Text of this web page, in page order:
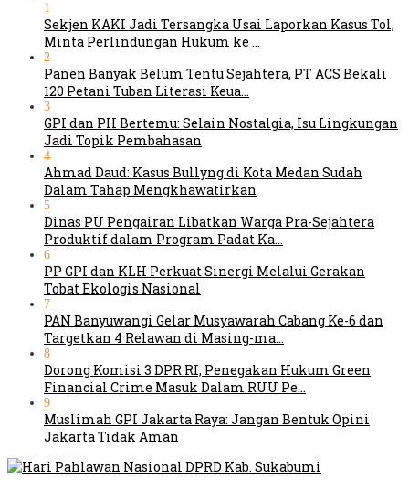
1
Sekjen KAKI Jadi Tersangka Usai Laporkan Kasus Tol,
Minta Perlindungan Hukum ke …
2
Panen Banyak Belum Tentu Sejahtera, PT ACS Bekali
120 Petani Tuban Literasi Keua…
3
GPI dan PII Bertemu: Selain Nostalgia, Isu Lingkungan
Jadi Topik Pembahasan
4
Ahmad Daud: Kasus Bullyng di Kota Medan Sudah
Dalam Tahap Mengkhawatirkan
5
Dinas PU Pengairan Libatkan Warga Pra-Sejahtera
Produktif dalam Program Padat Ka…
6
PP GPI dan KLH Perkuat Sinergi Melalui Gerakan
Tobat Ekologis Nasional
7
PAN Banyuwangi Gelar Musyawarah Cabang Ke-6 dan
Targetkan 4 Relawan di Masing-ma…
8
Dorong Komisi 3 DPR RI, Penegakan Hukum Green
Financial Crime Masuk Dalam RUU Pe…
9
Muslimah GPI Jakarta Raya: Jangan Bentuk Opini
Jakarta Tidak Aman